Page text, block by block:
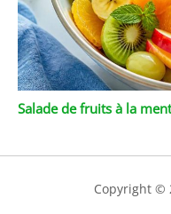
Salade de fruits à la
Copyright ©